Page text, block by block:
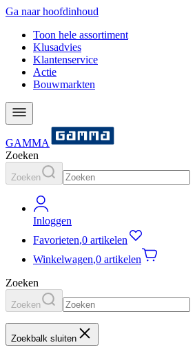
Ga naar hoofdinhoud
Toon hele assortiment
Klusadvies
Klantenservice
Actie
Bouwmarkten
GAMMA
Zoeken
Zoeken
Inloggen
Favorieten,0 artikelen
Winkelwagen,0 artikelen
Zoeken
Zoeken
Zoekbalk sluiten